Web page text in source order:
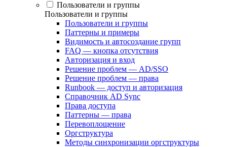
Пользователи и группы
Пользователи и группы
Пользователи и группы
Паттерны и примеры
Видимость и автосоздание групп
FAQ — кнопка отсутствия
Авторизация и вход
Решение проблем — AD/SSO
Решение проблем — права
Runbook — доступ и авторизация
Справочник AD Sync
Права доступа
Паттерны — права
Перевоплощение
Оргструктура
Методы синхронизации оргструктуры